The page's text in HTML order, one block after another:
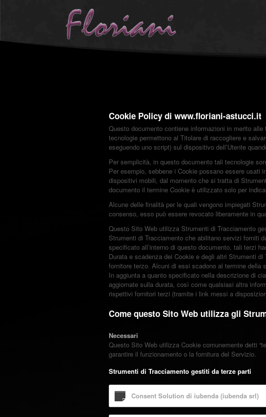
Cookie Policy di www.floriani-astucci.it
Questo documento contiene informazioni in merito
tecnologie permettono al Titolare di raccogliere e
eseguendo uno script) sul dispositivo dell’Utente
Per semplicità, in questo documento tali tecnologie
Per esempio, sebbene i Cookie possano essere usati
dispositivi mobili, dal momento che si tratta di
documento il termine Cookie è utilizzato solo per
Alcune delle finalità per le quali vengono impiegati
consenso, esso può essere revocato liberamente in
Questo Sito Web utilizza Strumenti di Tracciamento
Strumenti di Tracciamento che abilitano servizi forniti
specificato all’interno di questo documento, tali terzi
Durata e scadenza dei Cookie e degli altri Strumenti
fornitore terzo. Alcuni di essi scadono al termine della
In aggiunta a quanto specificato nella descrizione di
aggiornate sulla durata, così come qualsiasi altra
rispettivi fornitori terzi (tramite i link messi a
Come questo Sito Web utilizza gli
Necessari
Questo Sito Web utilizza Cookie comunemente detti
garantire il funzionamento o la fornitura del Servizio.
Strumenti di Tracciamento gestiti da terze parti
Consent Solution di iubenda (iubenda srl)